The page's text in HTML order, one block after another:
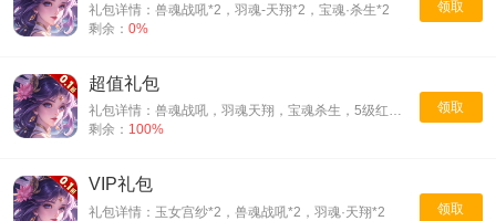
领取
礼包详情：兽魂战吼*2，羽魂-天翔*2，宝魂·杀生*2
剩余： 0%
领取
超值礼包
礼包详情：兽魂战吼，羽魂天翔，宝魂杀生，5级红宝石，5级蓝宝石
剩余： 100%
领取
VIP礼包
礼包详情：玉女宫纱*2，兽魂战吼*2，羽魂·天翔*2